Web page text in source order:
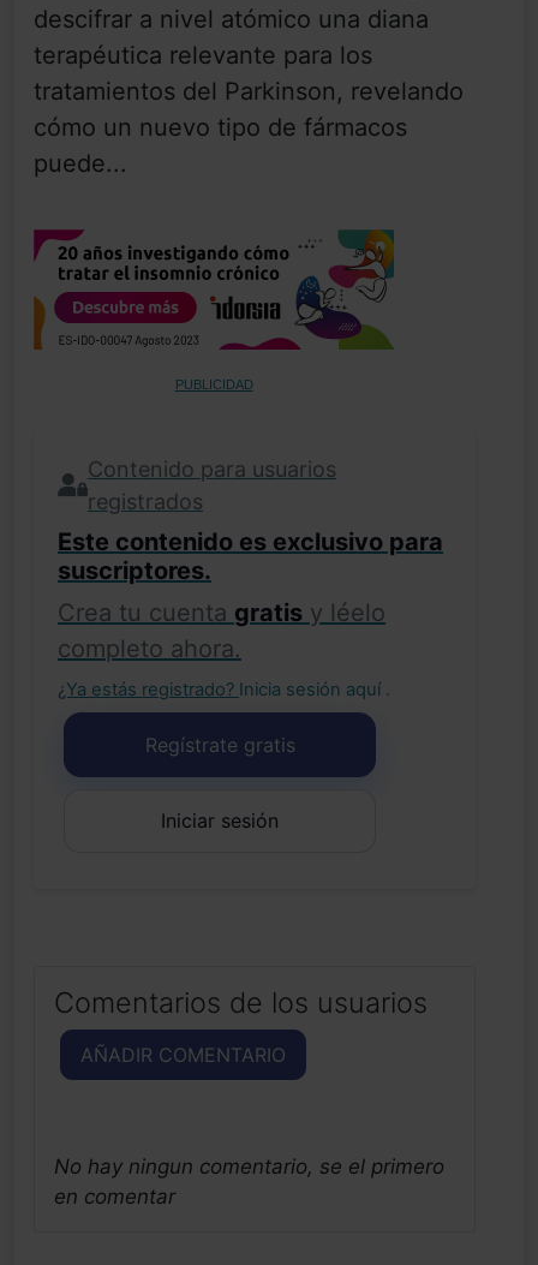
descifrar a nivel atómico una diana
terapéutica relevante para los
tratamientos del Parkinson, revelando
cómo un nuevo tipo de fármacos
puede...
PUBLICIDAD
Contenido para usuarios
registrados
Este contenido es exclusivo para
suscriptores.
Crea tu cuenta gratis y léelo
completo ahora.
¿Ya estás registrado? Inicia sesión aquí .
Regístrate gratis
Iniciar sesión
Comentarios de los usuarios
AÑADIR COMENTARIO
No hay ningun comentario, se el primero
en comentar